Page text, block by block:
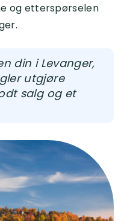
og etterspørselen
din i Levanger,
utgjøre
salg og et